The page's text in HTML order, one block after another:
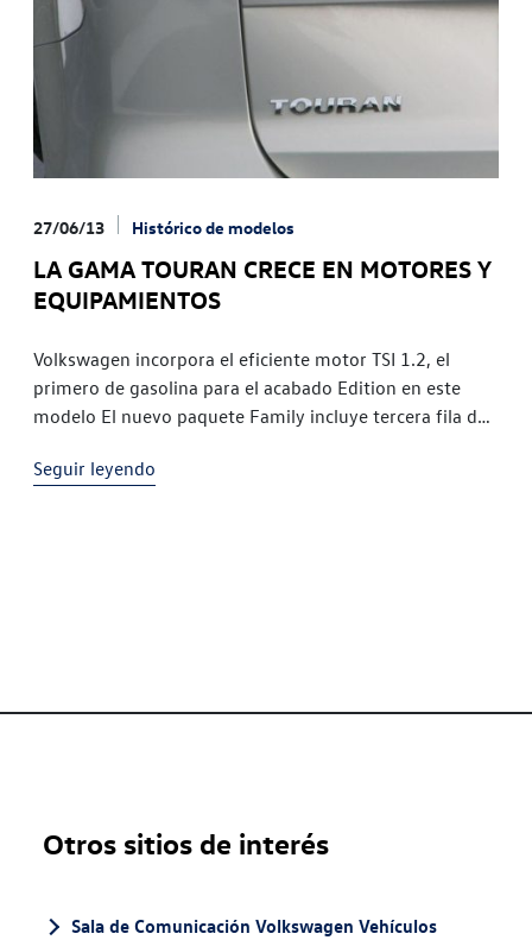
27/06/13 Histórico de modelos
LA GAMA TOURAN CRECE EN MOTORES Y
EQUIPAMIENTOS
Volkswagen incorpora el eficiente motor TSI 1.2, el
primero de gasolina para el acabado Edition en este
modelo El nuevo paquete Family incluye tercera fila de
entre otros elementos
Seguir leyendo
Otros sitios de interés
Sala de Comunicación Volkswagen Vehículos